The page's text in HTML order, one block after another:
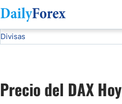
Divulgación del Anunciante
Divisas
USD/JPY
Precio del DAX Hoy